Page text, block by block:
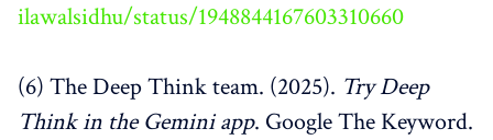
ilawalsidhu/status/1948844167603310660
(6) The Deep Think team. (2025). Try Deep
Think in the Gemini app. Google The Keyword.